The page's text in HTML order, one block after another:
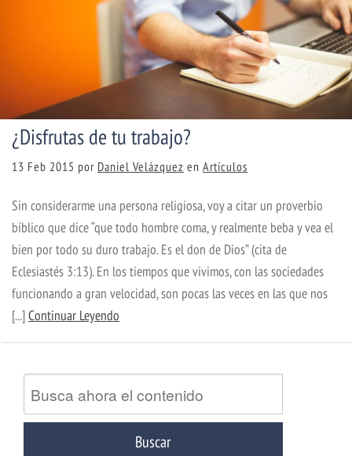
¿Disfrutas de tu trabajo?
13 Feb 2015 por Daniel Velázquez en Artículos
Sin considerarme una persona religiosa, voy a citar un proverbio
bíblico que dice “que todo hombre coma, y realmente beba y vea el
bien por todo su duro trabajo. Es el don de Dios” (cita de
Eclesiastés 3:13). En los tiempos que vivimos, con las sociedades
funcionando a gran velocidad, son pocas las veces en las que nos
[...]Continuar Leyendo